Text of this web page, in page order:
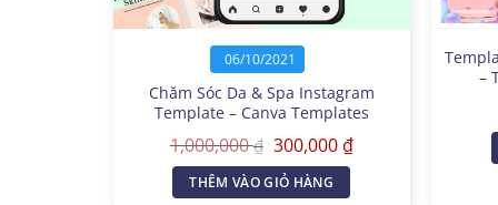
06/10/2021
Chăm Sóc Da & Spa Instagram
Template – Canva Templates
1,000,000₫ Giá
gốc
là:
1,000,000 ₫.
300,000₫Giá
hiện
THÊM VÀO GIỎ HÀNG
–